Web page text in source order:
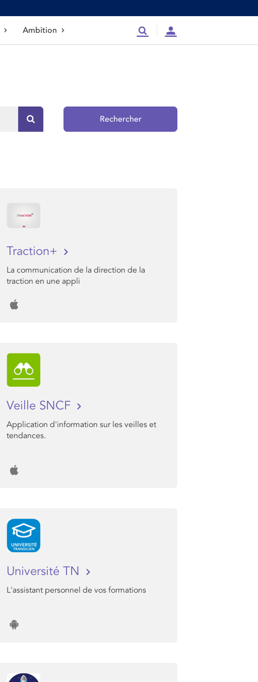
Ambition RechercheCompte
Rechercher sur le site
Rechercher
Traction+
La communication de la direction de la
traction en une appli
Veille SNCF
Application d'information sur les veilles et
tendances.
Université TN
L'assistant personnel de vos formations